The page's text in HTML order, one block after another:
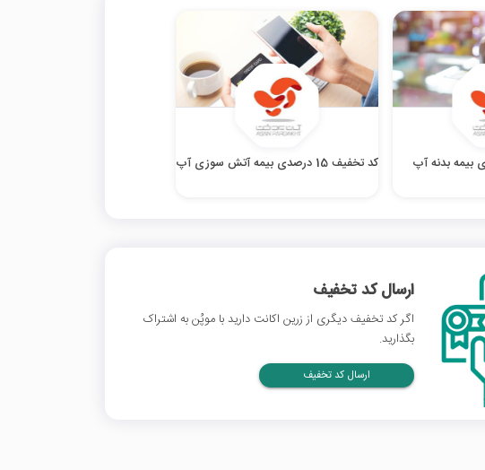
کد تخفیف 15 درصدی بیمه آتش سوزی آپ
ارسال کد تخفیف
اگر کد تخفیف دیگری از زرین اکانت دارید با موپُن به اشتراک
بگذارید.
ارسال کد تخفیف